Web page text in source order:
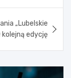
„Lubelskie
kolejną edycję